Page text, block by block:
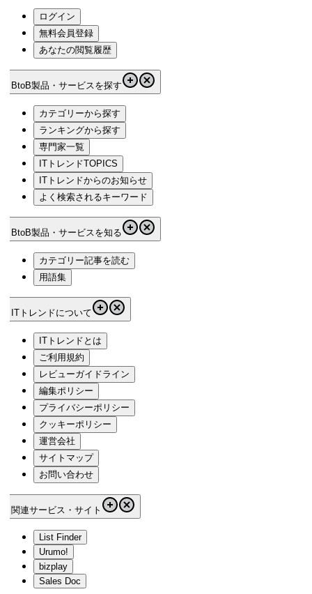
ログイン
無料会員登録
あなたの閲覧履歴
BtoB製品・サービスを探す
カテゴリーから探す
ランキングから探す
専門家一覧
ITトレンドTOPICS
ITトレンドからのお知らせ
よく検索されるキーワード
BtoB製品・サービスを知る
カテゴリー記事を読む
用語集
ITトレンドについて
ITトレンドとは
ご利用規約
レビューガイドライン
編集ポリシー
プライバシーポリシー
クッキーポリシー
運営会社
サイトマップ
お問い合わせ
関連サービス・サイト
List Finder
Urumo!
bizplay
Sales Doc